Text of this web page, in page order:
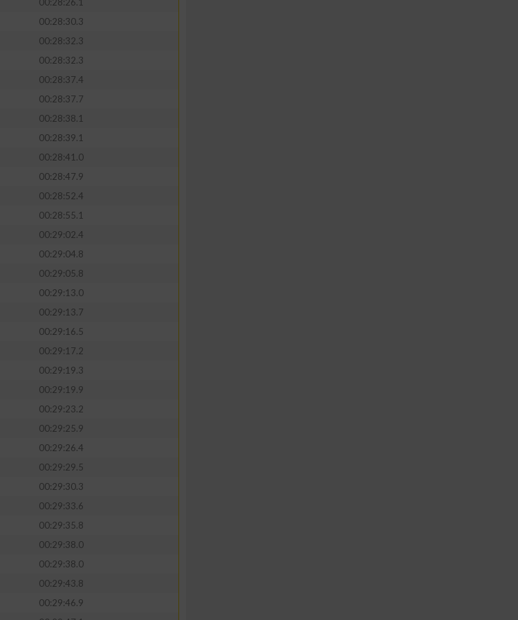
00:28:30.3
00:28:32.3
00:28:32.3
00:28:37.4
00:28:37.7
00:28:38.1
00:28:39.1
00:28:41.0
00:28:47.9
00:28:52.4
00:28:55.1
00:29:02.4
00:29:04.8
00:29:05.8
00:29:13.0
00:29:13.7
00:29:16.5
00:29:17.2
00:29:19.3
00:29:19.9
00:29:23.2
00:29:25.9
00:29:26.4
00:29:29.5
00:29:30.3
00:29:33.6
00:29:35.8
00:29:38.0
00:29:38.0
00:29:43.8
00:29:46.9